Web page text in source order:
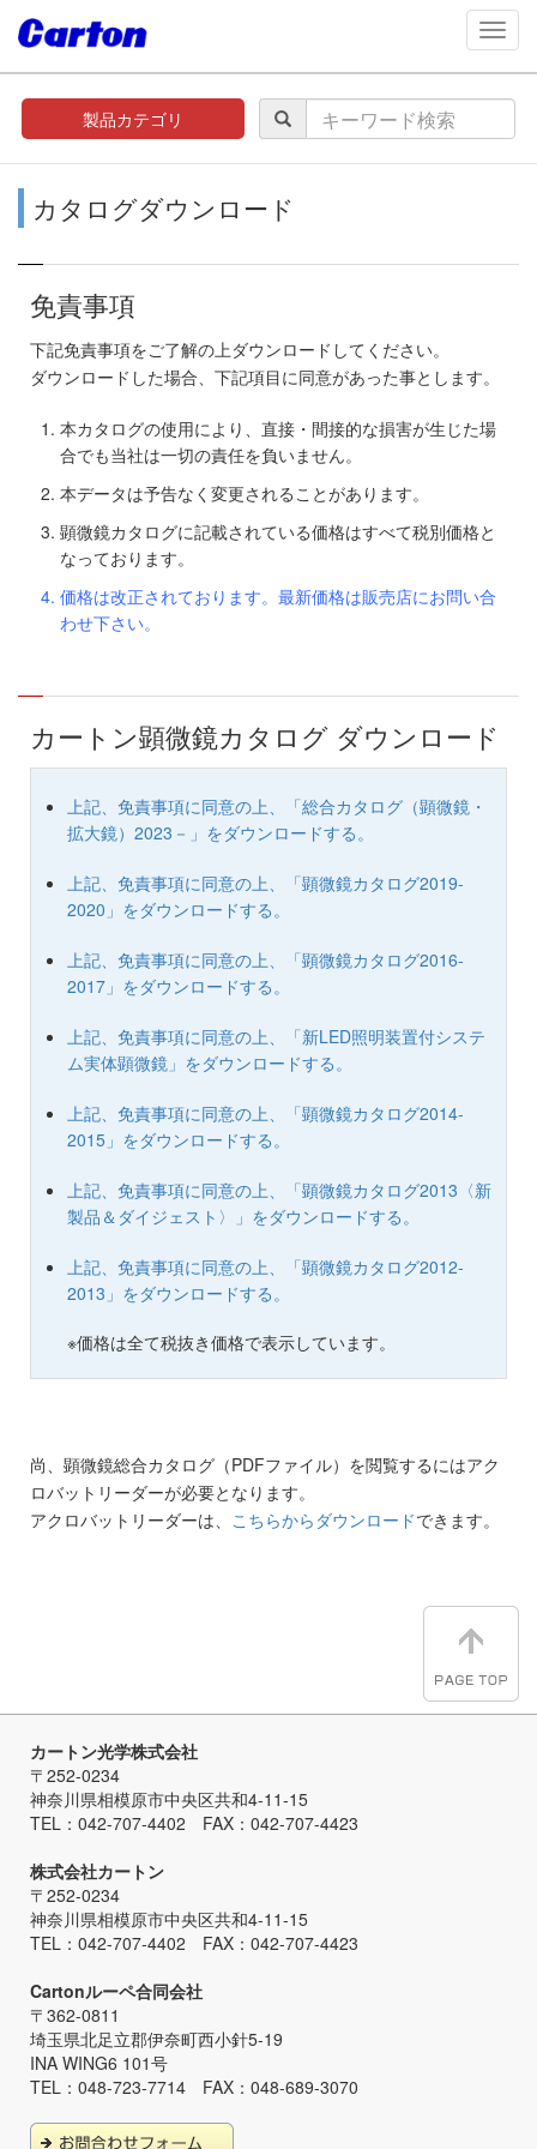
製品カテゴリ
カタログダウンロード
免責事項
下記免責事項をご了解の上ダウンロードしてください。
ダウンロードした場合、下記項目に同意があった事とします。
本カタログの使用により、直接・間接的な損害が生じた場
合でも当社は一切の責任を負いません。
本データは予告なく変更されることがあります。
顕微鏡カタログに記載されている価格はすべて税別価格と
なっております。
価格は改正されております。最新価格は販売店にお問い合
わせ下さい。
カートン顕微鏡カタログ ダウンロード
上記、免責事項に同意の上、「総合カタログ（顕微鏡・
拡大鏡）2023－」をダウンロードする。
上記、免責事項に同意の上、「顕微鏡カタログ2019-
2020」をダウンロードする。
上記、免責事項に同意の上、「顕微鏡カタログ2016-
2017」をダウンロードする。
上記、免責事項に同意の上、「新LED照明装置付システ
ム実体顕微鏡」をダウンロードする。
上記、免責事項に同意の上、「顕微鏡カタログ2014-
2015」をダウンロードする。
上記、免責事項に同意の上、「顕微鏡カタログ2013〈新
製品＆ダイジェスト〉」をダウンロードする。
上記、免責事項に同意の上、「顕微鏡カタログ2012-
2013」をダウンロードする。
※価格は全て税抜き価格で表示しています。
尚、顕微鏡総合カタログ（PDFファイル）を閲覧するにはアク
ロバットリーダーが必要となります。
アクロバットリーダーは、 こちらからダウンロードできます。
カートン光学株式会社
〒252-0234
神奈川県相模原市中央区共和4-11-15
TEL：042-707-4402 FAX：042-707-4423
株式会社カートン
〒252-0234
神奈川県相模原市中央区共和4-11-15
TEL：042-707-4402 FAX：042-707-4423
Cartonルーペ合同会社
〒362-0811
埼玉県北足立郡伊奈町西小針5-19
INA WING6 101号
TEL：048-723-7714 FAX：048-689-3070